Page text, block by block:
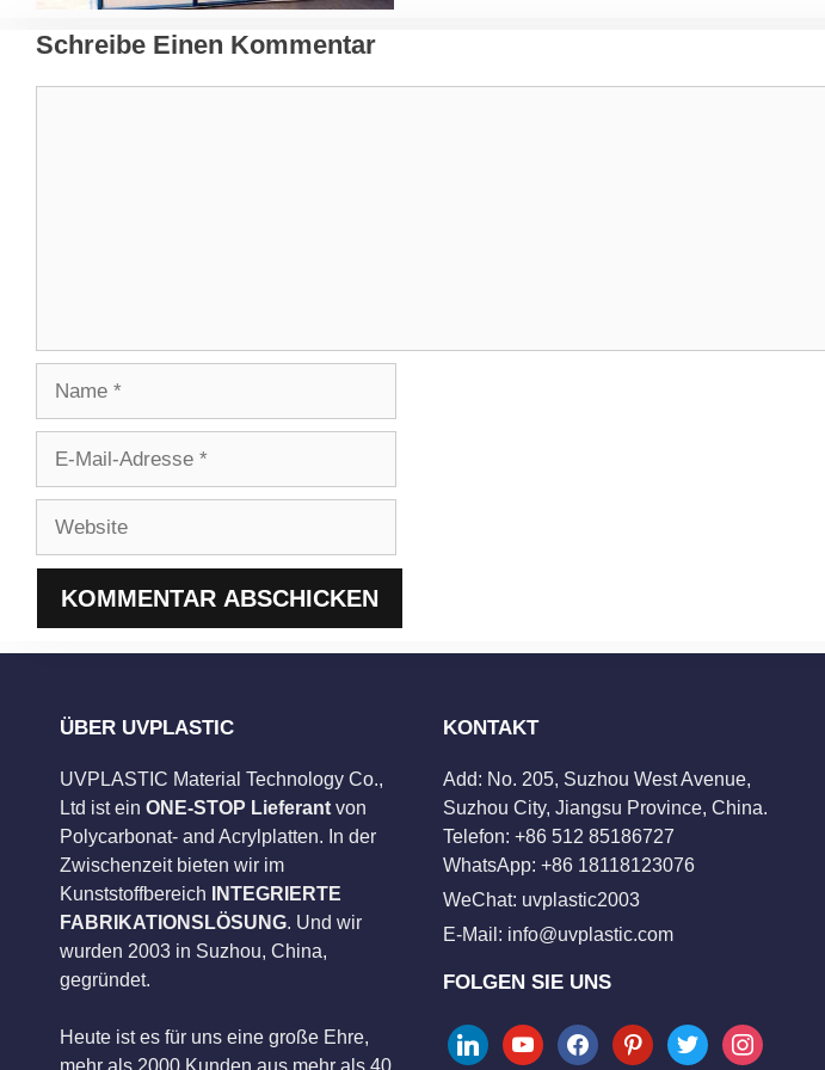
Schreibe Einen Kommentar
Adresse
ÜBER UVPLASTIC
UVPLASTIC Material Technology Co.,
Ltd ist ein ONE-STOP Lieferant von
Polycarbonat- and Acrylplatten. In der
Zwischenzeit bieten wir im
Kunststoffbereich
INTEGRIERTE
FABRIKATIONSLÖSUNG. Und wir
wurden 2003 in Suzhou, China,
gegründet.
Heute ist es für uns eine große Ehre,
mehr als 2000 Kunden aus mehr als 40
KONTAKT
Add: No. 205, Suzhou West Avenue,
Suzhou City, Jiangsu Province, China.
Telefon: +86 512 85186727
WhatsApp: +86 18118123076
WeChat: uvplastic2003
E-Mail: info@uvplastic.com
FOLGEN SIE UNS
linkedinyoutubefacebookpinteresttwitter instagram